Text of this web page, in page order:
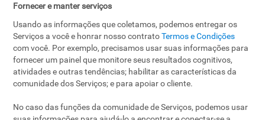
Fornecer e manter serviços
Usando as informações que coletamos, podemos entregar os
Serviços a você e honrar nosso contratoTermos e Condições
com você. Por exemplo, precisamos usar suas informações para
fornecer um painel que monitore seus resultados cognitivos,
atividades e outras tendências; habilitar as características da
comunidade dos Serviços; e para apoiar o cliente.
No caso das funções da comunidade de Serviços, podemos usar